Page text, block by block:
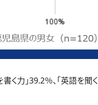
力」39.2％、「英語を聞く